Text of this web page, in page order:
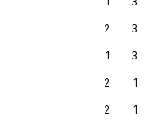
2
3
1
3
2
1
2
1